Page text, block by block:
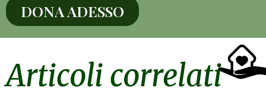
DONA ADESSO
Articoli correlati